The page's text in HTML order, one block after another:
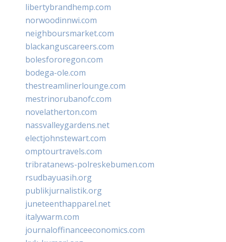
libertybrandhemp.com
norwoodinnwi.com
neighboursmarket.com
blackanguscareers.com
bolesfororegon.com
bodega-ole.com
thestreamlinerlounge.com
mestrinorubanofc.com
novelatherton.com
nassvalleygardens.net
electjohnstewart.com
omptourtravels.com
tribratanews-polreskebumen.com
rsudbayuasih.org
publikjurnalistik.org
juneteenthapparel.net
italywarm.com
journaloffinanceeconomics.com